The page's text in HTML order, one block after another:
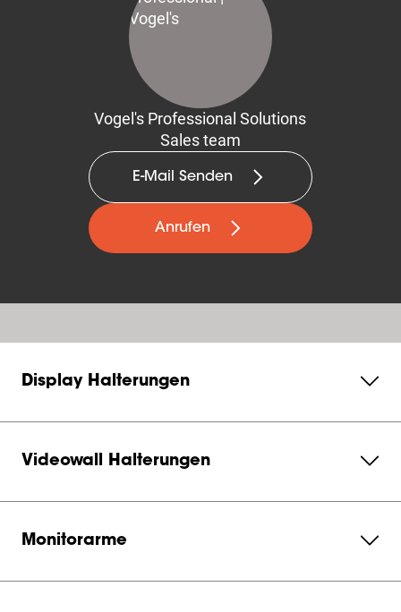
Vogel's Professional Solutions
Sales team
E-Mail Senden
Anrufen
Display Halterungen
Videowall Halterungen
Monitorarme